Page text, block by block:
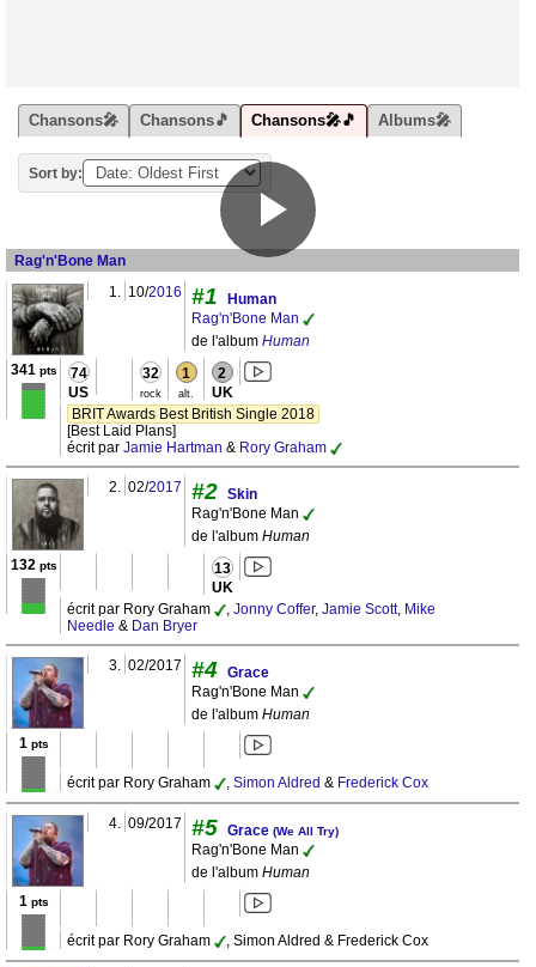
Chansons🎤 Chansons🎵 Chansons🎤🎵 Albums🎤
Sort by:
Rag'n'Bone Man
1. 10/2016 #1
Human
Rag'n'Bone Man
de l'album Human
341 pts 74
US
32
rock
1
alt.
2
UK
BRIT Awards Best British Single 2018
[Best Laid Plans]
écrit par Jamie Hartman & Rory Graham
2. 02/2017 #2 Skin
Rag'n'Bone Man
de l'album Human
132 pts 13
UK
écrit par Rory Graham , Jonny Coffer, Jamie Scott, Mike
Needle & Dan Bryer
3. 02/2017 #4 Grace
Rag'n'Bone Man
de l'album Human
1 pts
écrit par Rory Graham , Simon Aldred & Frederick Cox
4. 09/2017 #5 Grace (We All Try)
Rag'n'Bone Man
de l'album Human
1 pts
écrit par Rory Graham , Simon Aldred & Frederick Cox